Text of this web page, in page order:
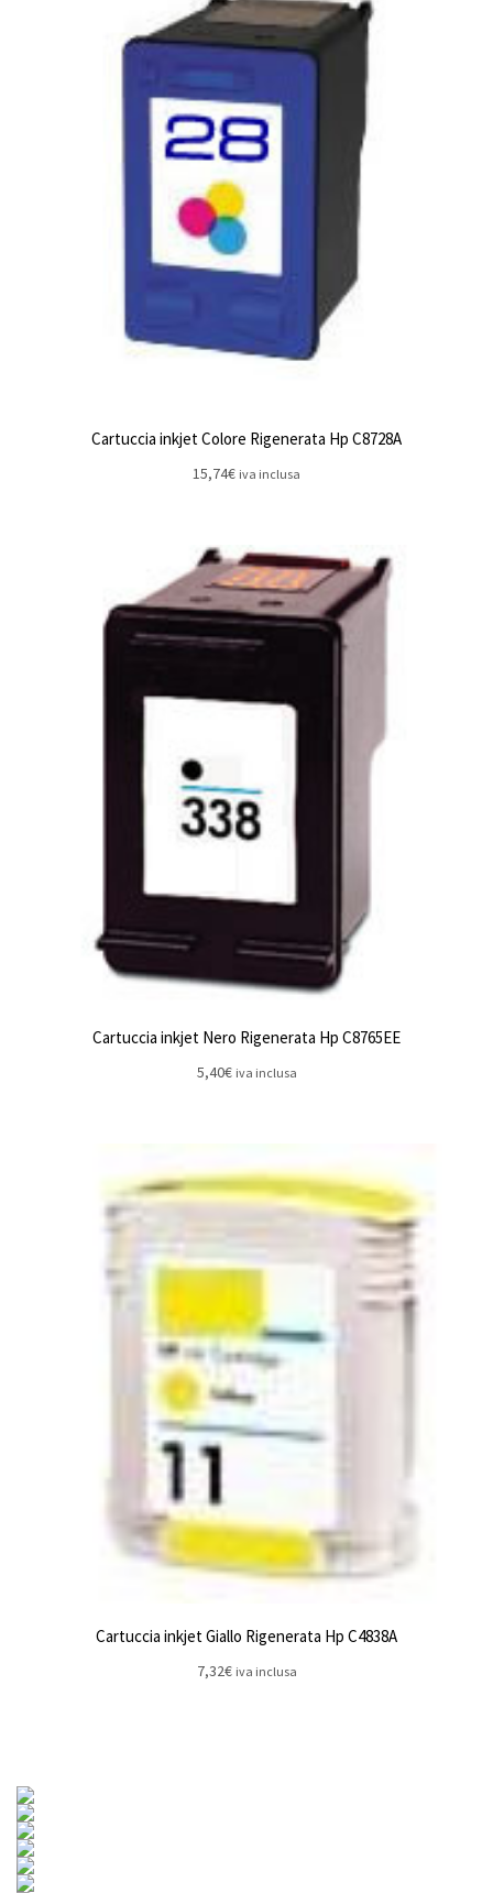
Cartuccia inkjet Colore Rigenerata Hp C8728A
15,74€ iva inclusa
Cartuccia inkjet Nero Rigenerata Hp C8765EE
5,40€ iva inclusa
Cartuccia inkjet Giallo Rigenerata Hp C4838A
7,32€ iva inclusa